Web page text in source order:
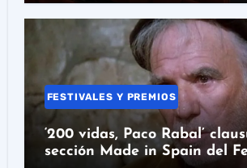
FESTIVALES Y PREMIOS
‘200 vidas, Paco Rabal’
sección Made in Spain del